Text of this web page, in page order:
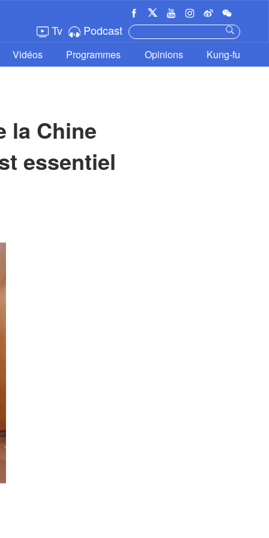
Tv Podcast
Vidéos Programmes Opinions Kung-fu
la Chine
essentiel